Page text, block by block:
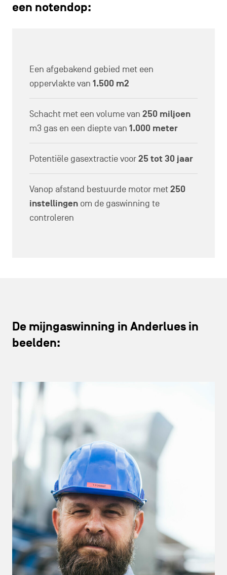
een notendop:
Een afgebakend gebied met een
oppervlakte van1.500 m2
Schacht met een volume van250 miljoen
m3 gas en een diepte van1.000 meter
Potentiële gasextractie voor25 tot 30 jaar
Vanop afstand bestuurde motor met250
instellingen om de gaswinning te
controleren
De mijngaswinning in Anderlues in
beelden: